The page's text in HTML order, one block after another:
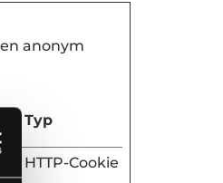
anonym
Typ
HTTP-Cookie